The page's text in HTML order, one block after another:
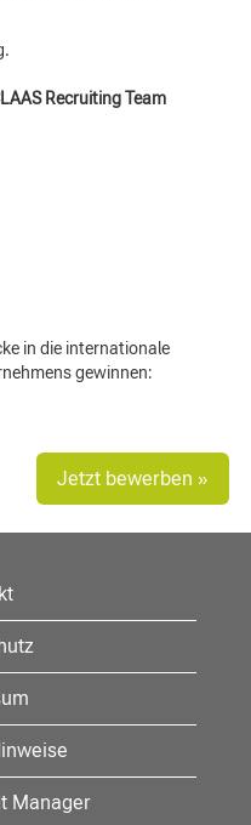
Recruiting Team
in die internationale
gewinnen:
Jetzt bewerben »
Manager